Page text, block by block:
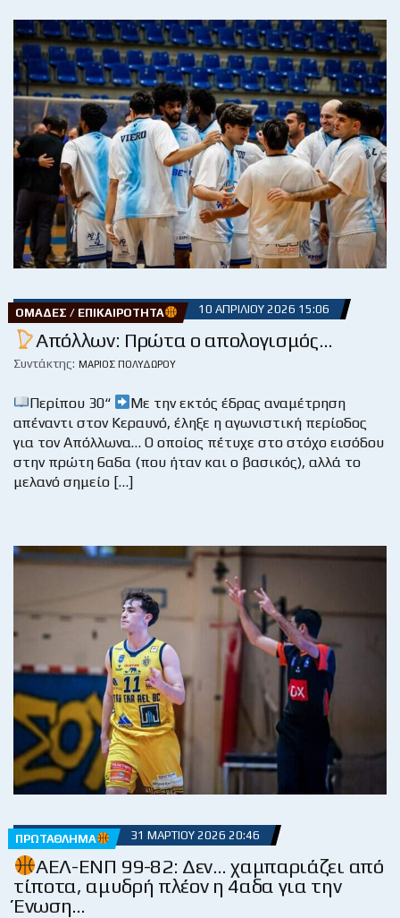
ΟΜΆΔΕΣ / ΕΠΙΚΑΙΡΌΤΗΤΑ 10 ΑΠΡΙΛΊΟΥ 2026 15:06
Απόλλων: Πρώτα ο απολογισμός…
Συντάκτης: ΜΆΡΙΟΣ ΠΟΛΥΔΏΡΟΥ
Περίπου 30“
Με την εκτός έδρας αναμέτρηση
απέναντι στον Κεραυνό, έληξε η αγωνιστική περίοδος
για τον Απόλλωνα… Ο οποίος πέτυχε στο στόχο εισόδου
στην πρώτη 6αδα (που ήταν και ο βασικός), αλλά το
μελανό σημείο […]
ΠΡΩΤΆΘΛΗΜΑ 31 ΜΑΡΤΊΟΥ 2026 20:46
ΑΕΛ-ΕΝΠ 99-82: Δεν… χαμπαριάζει από
τίποτα, αμυδρή πλέον η 4αδα για την
Ένωση…